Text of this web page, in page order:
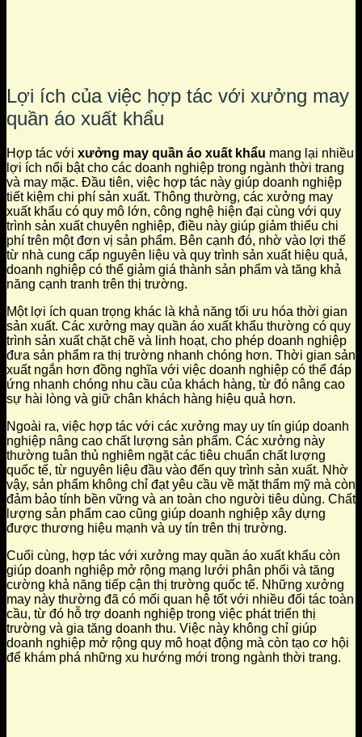
Lợi ích của việc hợp tác với xưởng may
quần áo xuất khẩu
Hợp tác với xưởng may quần áo xuất khẩu mang lại nhiều
lợi ích nổi bật cho các doanh nghiệp trong ngành thời trang
và may mặc. Đầu tiên, việc hợp tác này giúp doanh nghiệp
tiết kiệm chi phí sản xuất. Thông thường, các xưởng may
xuất khẩu có quy mô lớn, công nghệ hiện đại cùng với quy
trình sản xuất chuyên nghiệp, điều này giúp giảm thiểu chi
phí trên một đơn vị sản phẩm. Bên cạnh đó, nhờ vào lợi thế
từ nhà cung cấp nguyên liệu và quy trình sản xuất hiệu quả,
doanh nghiệp có thể giảm giá thành sản phẩm và tăng khả
năng cạnh tranh trên thị trường.
Một lợi ích quan trọng khác là khả năng tối ưu hóa thời gian
sản xuất. Các xưởng may quần áo xuất khẩu thường có quy
trình sản xuất chặt chẽ và linh hoạt, cho phép doanh nghiệp
đưa sản phẩm ra thị trường nhanh chóng hơn. Thời gian sản
xuất ngắn hơn đồng nghĩa với việc doanh nghiệp có thể đáp
ứng nhanh chóng nhu cầu của khách hàng, từ đó nâng cao
sự hài lòng và giữ chân khách hàng hiệu quả hơn.
Ngoài ra, việc hợp tác với các xưởng may uy tín giúp doanh
nghiệp nâng cao chất lượng sản phẩm. Các xưởng này
thường tuân thủ nghiêm ngặt các tiêu chuẩn chất lượng
quốc tế, từ nguyên liệu đầu vào đến quy trình sản xuất. Nhờ
vậy, sản phẩm không chỉ đạt yêu cầu về mặt thẩm mỹ mà còn
đảm bảo tính bền vững và an toàn cho người tiêu dùng. Chất
lượng sản phẩm cao cũng giúp doanh nghiệp xây dựng
được thương hiệu mạnh và uy tín trên thị trường.
Cuối cùng, hợp tác với xưởng may quần áo xuất khẩu còn
giúp doanh nghiệp mở rộng mạng lưới phân phối và tăng
cường khả năng tiếp cận thị trường quốc tế. Những xưởng
may này thường đã có mối quan hệ tốt với nhiều đối tác toàn
cầu, từ đó hỗ trợ doanh nghiệp trong việc phát triển thị
trường và gia tăng doanh thu. Việc này không chỉ giúp
doanh nghiệp mở rộng quy mô hoạt động mà còn tạo cơ hội
để khám phá những xu hướng mới trong ngành thời trang.